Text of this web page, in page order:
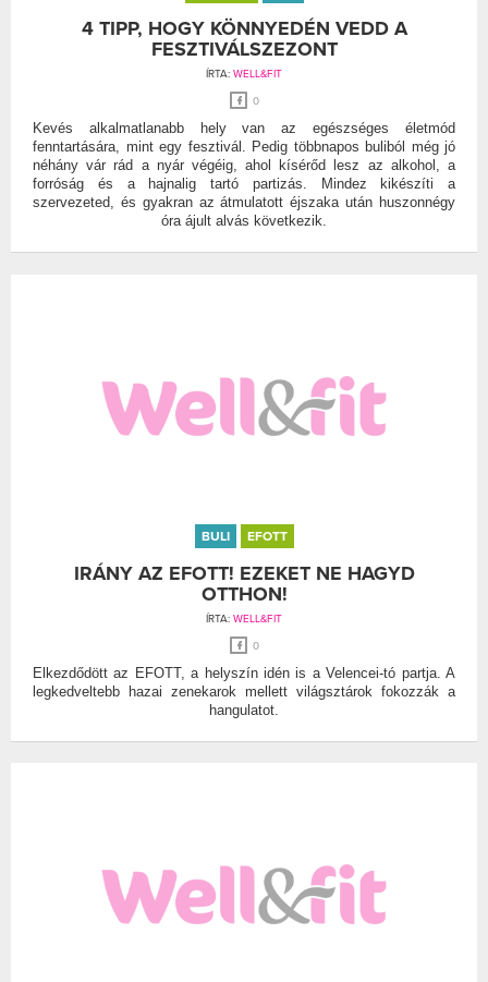
4 TIPP, HOGY KÖNNYEDÉN VEDD A
FESZTIVÁLSZEZONT
ÍRTA: WELL&FIT
0
Kevés alkalmatlanabb hely van az egészséges életmód
fenntartására, mint egy fesztivál. Pedig többnapos buliból még jó
néhány vár rád a nyár végéig, ahol kísérőd lesz az alkohol, a
forróság és a hajnalig tartó partizás. Mindez kikészíti a
szervezeted, és gyakran az átmulatott éjszaka után huszonnégy
óra ájult alvás következik.
BULI EFOTT
IRÁNY AZ EFOTT! EZEKET NE HAGYD
OTTHON!
ÍRTA: WELL&FIT
0
Elkezdődött az EFOTT, a helyszín idén is a Velencei-tó partja. A
legkedveltebb hazai zenekarok mellett világsztárok fokozzák a
hangulatot.